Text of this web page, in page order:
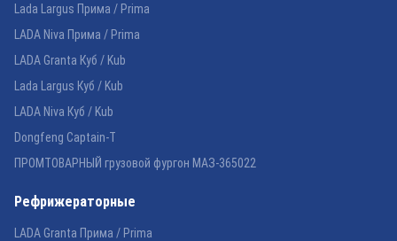
Lada Largus Прима / Prima
LADA Niva Прима / Prima
LADA Granta Куб / Kub
Lada Largus Куб / Kub
LADA Niva Куб / Kub
Dongfeng Captain-T
ПРОМТОВАРНЫЙ грузовой фургон МАЗ-365022
Рефрижераторные
LADA Granta Прима / Prima